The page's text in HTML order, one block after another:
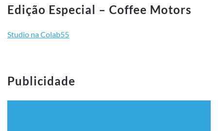
Edição Especial – Coffee Motors
Studio na Colab55
Publicidade